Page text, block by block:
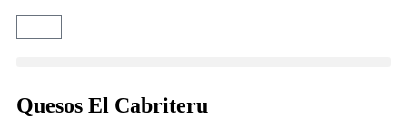
Quesos El Cabriteru